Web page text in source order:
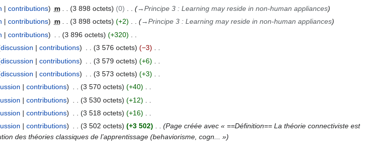
contributions m 3 898 octets 0 →Principe 3 : Learning may reside in non-human appliances
contributions m 3 898 octets +2 →Principe 3 : Learning may reside in non-human appliances
contributions 3 896 octets
+320
discussion contributions 3 576 octets
−3
discussion contributions 3 579 octets
+6
discussion contributions 3 573 octets
+3
contributions 3 570 octets
+40
contributions 3 530 octets
+12
contributions 3 518 octets
+16
contributions 3 502 octets +3 502
Page créée avec « ==Définition== La théorie connectiviste est
des théories classiques de l’apprentissage (behaviorisme, cogn... »